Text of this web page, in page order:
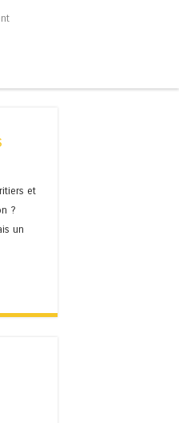
et
?
un